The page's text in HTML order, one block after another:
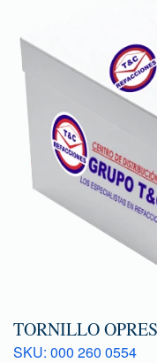
TORNILLO
SKU: 000 260 0554